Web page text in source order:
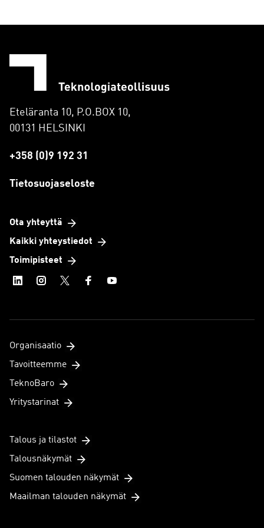
Eteläranta 10, P.O.BOX 10,
00131 HELSINKI
+358 (0)9 192 31
Tietosuojaseloste
Ota yhteyttä
Kaikki yhteystiedot
Toimipisteet
Organisaatio
Tavoitteemme
TeknoBaro
Yritystarinat
Talous ja tilastot
Talousnäkymät
Suomen talouden näkymät
Maailman talouden näkymät